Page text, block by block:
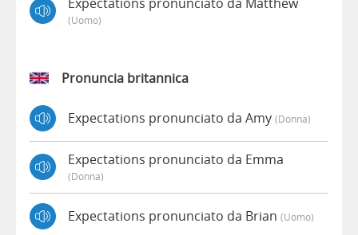
(uomo)
Pronuncia britannica
Expectations pronunciato da Amy (donna)
Expectations pronunciato da Emma
(donna)
Expectations pronunciato da Brian (uomo)